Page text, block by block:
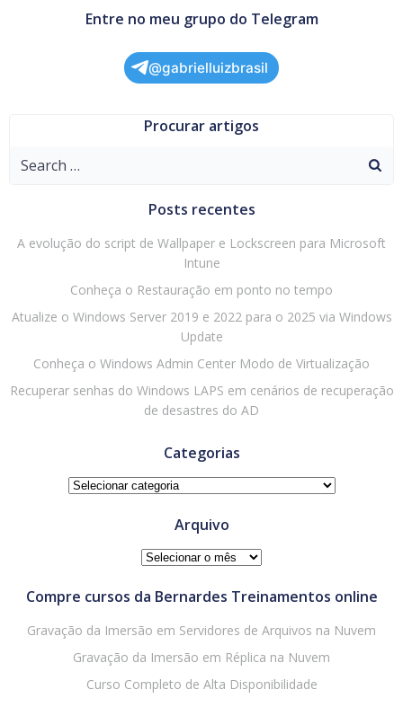
Entre no meu grupo do Telegram
@gabrielluizbrasil
Procurar artigos
Search
Posts recentes
A evolução do script de Wallpaper e Lockscreen para Microsoft
Intune
Conheça o Restauração em ponto no tempo
Atualize o Windows Server 2019 e 2022 para o 2025 via Windows
Update
Conheça o Windows Admin Center Modo de Virtualização
Recuperar senhas do Windows LAPS em cenários de recuperação
de desastres do AD
Categorias
Categorias
Arquivo
Arquivo
Compre cursos da Bernardes Treinamentos online
Gravação da Imersão em Servidores de Arquivos na Nuvem
Gravação da Imersão em Réplica na Nuvem
Curso Completo de Alta Disponibilidade